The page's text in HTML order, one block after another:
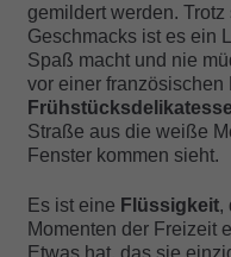
gemildert werden.
Geschmacks ist es ein
Spaß macht und nie
vor einer
Straße aus die weiße
Fenster kommen sieht.
Es ist eine Flüssigkeit,
Momenten der Freizeit